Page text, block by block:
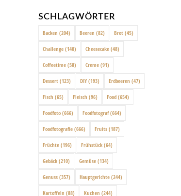
SCHLAGWÖRTER
Backen (204) Beeren (82) Brot (45)
Challenge (140) Cheesecake (48)
Coffeetime (58) Creme (91)
Dessert (123) DIY (193) Erdbeeren (47)
Fisch (65) Fleisch (96) Food (654)
Foodfoto (666) Foodfotograf(664)
Foodfotografie (666) Fruits (187)
Früchte (196) Frühstück (64)
Gebäck (210) Gemüse (134)
Genuss (357) Hauptgerichte (244)
Kartoffeln (88) Kuchen (244)